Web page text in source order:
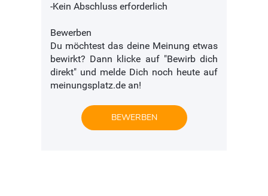
-Kein Abschluss erforderlich
Bewerben
Du möchtest das deine Meinung etwas
bewirkt? Dann klicke auf "Bewirb dich
direkt" und melde Dich noch heute auf
meinungsplatz.de an!
BEWERBEN